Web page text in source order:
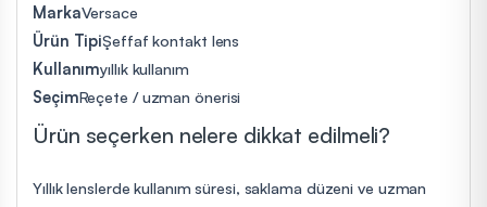
MarkaVersace
Ürün TipiŞeffaf kontakt lens
Kullanımyıllık kullanım
SeçimReçete / uzman önerisi
Ürün seçerken nelere dikkat edilmeli?
Yıllık lenslerde kullanım süresi, saklama düzeni ve uzman